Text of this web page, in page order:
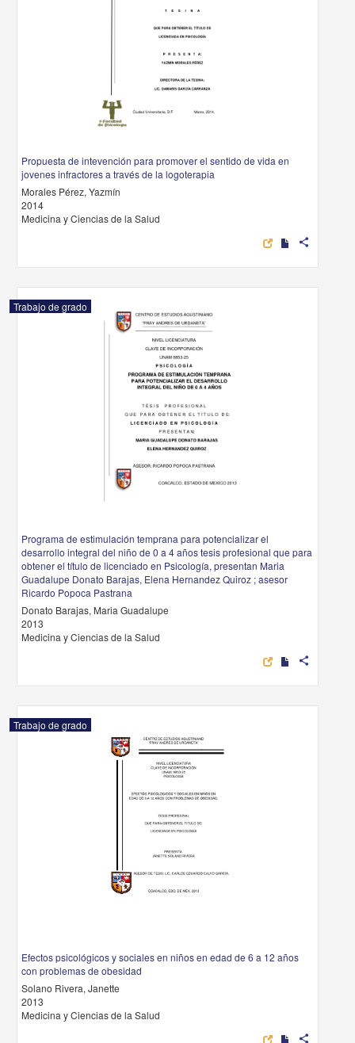
Propuesta de intevención para promover el sentido de vida en
jovenes infractores a través de la logoterapia
Morales Pérez, Yazmín
2014
Medicina y Ciencias de la Salud
share
Trabajo de grado
Programa de estimulación temprana para potencializar el
desarrollo integral del niño de 0 a 4 años tesis profesional que para
obtener el título de licenciado en Psicología, presentan Maria
Guadalupe Donato Barajas, Elena Hernandez Quiroz ; asesor
Ricardo Popoca Pastrana
Donato Barajas, Maria Guadalupe
2013
Medicina y Ciencias de la Salud
share
Trabajo de grado
Efectos psicológicos y sociales en niños en edad de 6 a 12 años
con problemas de obesidad
Solano Rivera, Janette
2013
Medicina y Ciencias de la Salud
share